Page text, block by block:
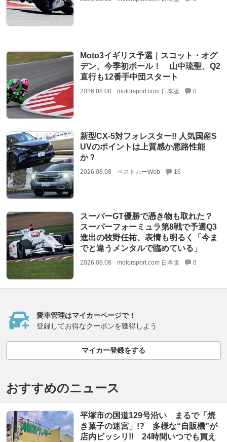
Moto3イギリス予選｜スコット・オグ
デン、今季初ポール！ 山中琉聖、Q2
直行も12番手中団スタート
2026.08.08 motorsport.com 日本版 0
新型CX-5対フォレスター!! 人気国産S
UVのポイントは上質感か悪路性能
か？
2026.08.08 ベストカーWeb 16
スーパーGT優勝で憑き物も取れた？
スーパーフォーミュラ第8戦で予選Q3
進出の牧野任祐、表情も明るく「今ま
でと違うメンタルで臨めている」
2026.08.08 motorsport.com 日本版 0
愛車管理はマイカーページで！
登録してお得なクーポンを獲得しよう
マイカー登録をする
おすすめのニュース
平塚市の国道129号沿い まるで「焼
き菓子の迷宮」!? 多様な“自販機”が
店内ビッシリ!! 24時間いつでも買え